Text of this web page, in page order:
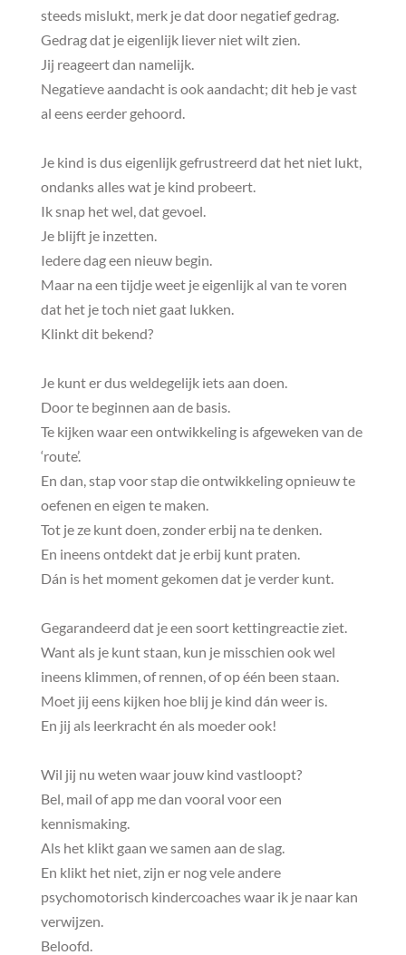
steeds mislukt, merk je dat door negatief gedrag.
Gedrag dat je eigenlijk liever niet wilt zien.
Jij reageert dan namelijk.
Negatieve aandacht is ook aandacht; dit heb je vast
al eens eerder gehoord.
Je kind is dus eigenlijk gefrustreerd dat het niet lukt,
ondanks alles wat je kind probeert.
Ik snap het wel, dat gevoel.
Je blijft je inzetten.
Iedere dag een nieuw begin.
Maar na een tijdje weet je eigenlijk al van te voren
dat het je toch niet gaat lukken.
Klinkt dit bekend?
Je kunt er dus weldegelijk iets aan doen.
Door te beginnen aan de basis.
Te kijken waar een ontwikkeling is afgeweken van de
‘route’.
En dan, stap voor stap die ontwikkeling opnieuw te
oefenen en eigen te maken.
Tot je ze kunt doen, zonder erbij na te denken.
En ineens ontdekt dat je erbij kunt praten.
Dán is het moment gekomen dat je verder kunt.
Gegarandeerd dat je een soort kettingreactie ziet.
Want als je kunt staan, kun je misschien ook wel
ineens klimmen, of rennen, of op één been staan.
Moet jij eens kijken hoe blij je kind dán weer is.
En jij als leerkracht én als moeder ook!
Wil jij nu weten waar jouw kind vastloopt?
Bel, mail of app me dan vooral voor een
kennismaking.
Als het klikt gaan we samen aan de slag.
En klikt het niet, zijn er nog vele andere
psychomotorisch kindercoaches waar ik je naar kan
verwijzen.
Beloofd.